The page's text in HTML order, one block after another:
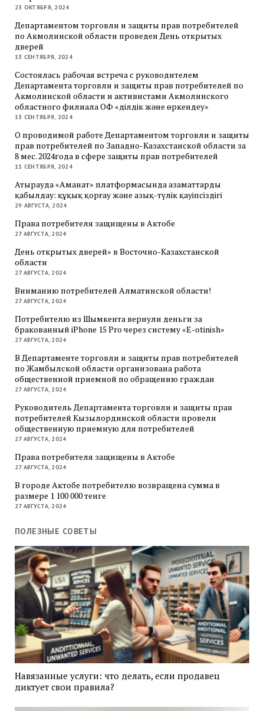
23 ОКТЯБРЯ, 2024
Департаментом торговли и защиты прав потребителей
по Акмолинской области проведен День открытых
дверей
13 СЕНТЯБРЯ, 2024
Состоялась рабочая встреча с руководителем
Департамента торговли и защиты прав потребителей по
Акмолинской области и активистами Акмолинского
областного филиала ОФ «Әділдік және өркендеу»
13 СЕНТЯБРЯ, 2024
О проводимой работе Департаментом торговли и защиты
прав потребителей по Западно-Казахстанской области за
8 мес. 2024года в сфере защиты прав потребителей
11 СЕНТЯБРЯ, 2024
Атырауда «Аманат» платформасында азаматтарды
қабылдау: құқық қорғау және азық-түлік қауіпсіздігі
29 АВГУСТА, 2024
Права потребителя защищены в Актобе
27 АВГУСТА, 2024
День открытых дверей» в Восточно-Казахстанской
области
27 АВГУСТА, 2024
Вниманию потребителей Алматинской области!
27 АВГУСТА, 2024
Потребителю из Шымкента вернули деньги за
бракованный iPhone 15 Pro через систему «E-otinish»
27 АВГУСТА, 2024
В Департаменте торговли и защиты прав потребителей
по Жамбылской области организована работа
общественной приемной по обращению граждан
27 АВГУСТА, 2024
Руководитель Департамента торговли и защиты прав
потребителей Кызылординской области провели
общественную приемную для потребителей
27 АВГУСТА, 2024
Права потребителя защищены в Актобе
27 АВГУСТА, 2024
В городе Актобе потребителю возвращена сумма в
размере 1 100 000 тенге
27 АВГУСТА, 2024
ПОЛЕЗНЫЕ СОВЕТЫ
Навязанные услуги: что делать, если продавец
диктует свои правила?